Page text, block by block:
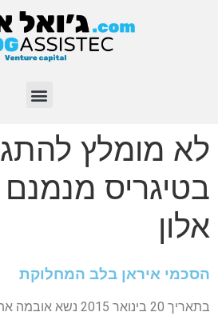
לא מומלץ
בטיגריס מנמנם
אלון
הסכמי איראן בלב המחלוקת
בתאריך 20 בינואר